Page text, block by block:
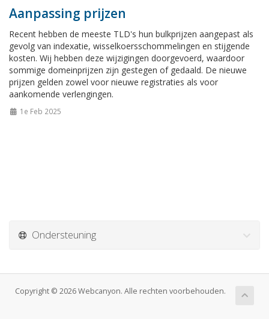
Aanpassing prijzen
Recent hebben de meeste TLD's hun bulkprijzen aangepast als
gevolg van indexatie, wisselkoersschommelingen en stijgende
kosten. Wij hebben deze wijzigingen doorgevoerd, waardoor
sommige domeinprijzen zijn gestegen of gedaald. De nieuwe
prijzen gelden zowel voor nieuwe registraties als voor
aankomende verlengingen.
1e Feb 2025
Ondersteuning
Copyright © 2026 Webcanyon. Alle rechten voorbehouden.